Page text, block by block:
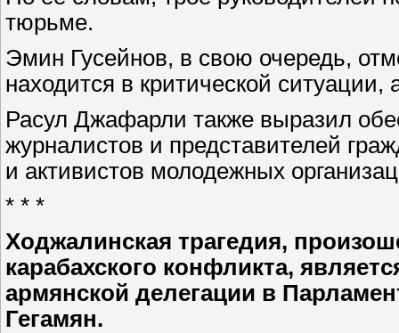
тюрьме.
Эмин Гусейнов, в свою очередь,
находится в критической
Расул Джафарли также выразил
журналистов и представителей
и активистов молодежных
* * *
Ходжалинская трагедия,
карабахского конфликта,
армянской делегации в
Гегамян.